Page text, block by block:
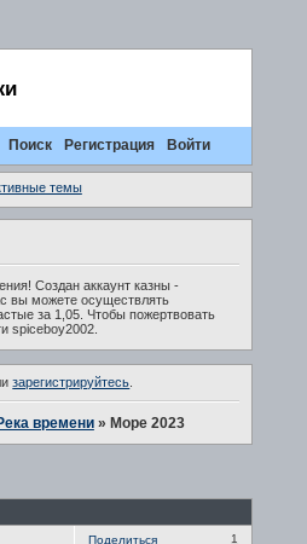
Поиск Регистрация Войти
темы
Создан аккаунт казны -
вы можете осуществлять
за 1,05. Чтобы пожертвовать
spiceboy2002.
зарегистрируйтесь
времени » Море 2023
Поделиться
1